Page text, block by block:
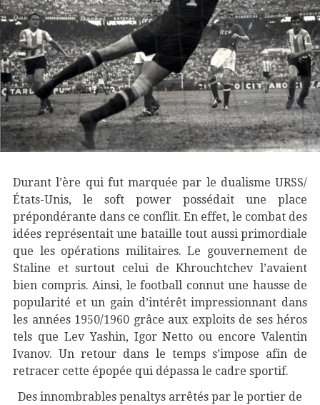
Durant l’ère qui fut marquée par le dualisme URSS/
États-Unis, le soft power possédait une place
prépondérante dans ce conflit. En effet, le combat des
idées représentait une bataille tout aussi primordiale
que les opérations militaires. Le gouvernement de
Staline et surtout celui de Khrouchtchev l’avaient
bien compris. Ainsi, le football connut une hausse de
popularité et un gain d’intérêt impressionnant dans
les années 1950/1960 grâce aux exploits de ses héros
tels que Lev Yashin, Igor Netto ou encore Valentin
Ivanov. Un retour dans le temps s’impose afin de
retracer cette épopée qui dépassa le cadre sportif.
Des innombrables penaltys arrêtés par le portier de